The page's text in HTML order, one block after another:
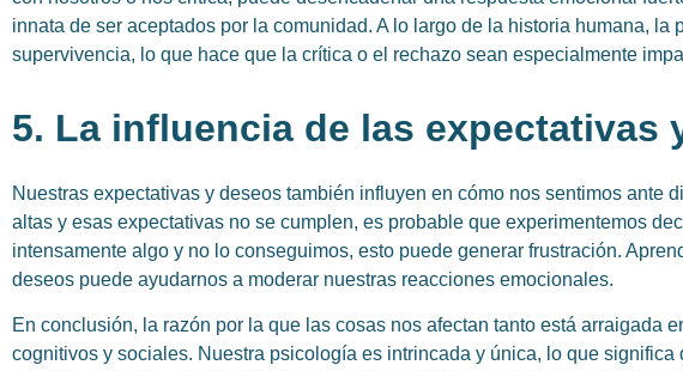
innata de ser aceptados por la comunidad. A lo largo de la historia humana, la
supervivencia, lo que hace que la crítica o el rechazo sean especialmente
5. La influencia de las expectativas
Nuestras expectativas y deseos también influyen en cómo nos sentimos ante
altas y esas expectativas no se cumplen, es probable que experimentemos
intensamente algo y no lo conseguimos, esto puede generar frustración.
deseos puede ayudarnos a moderar nuestras reacciones emocionales.
En conclusión, la razón por la que las cosas nos afectan tanto está arraigada
cognitivos y sociales. Nuestra psicología es intrincada y única, lo que